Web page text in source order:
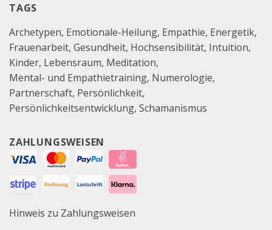
TAGS
Archetypen Emotionale-Heilung Empathie Energetik
Frauenarbeit Gesundheit Hochsensibilität Intuition
Kinder Lebensraum Meditation
Mental- und Empathietraining Numerologie
Partnerschaft Persönlichkeit
Persönlichkeitsentwicklung Schamanismus
ZAHLUNGSWEISEN
Hinweis zu Zahlungsweisen